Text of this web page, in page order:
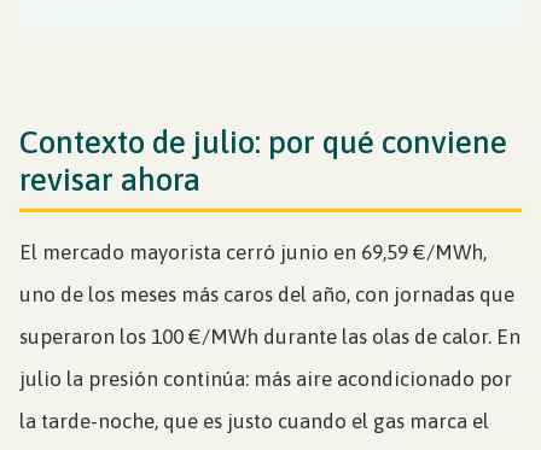
Contexto de julio: por qué conviene
revisar ahora
El mercado mayorista cerró junio en 69,59 €/MWh,
uno de los meses más caros del año, con jornadas que
superaron los 100 €/MWh durante las olas de calor. En
julio la presión continúa: más aire acondicionado por
la tarde-noche, que es justo cuando el gas marca el